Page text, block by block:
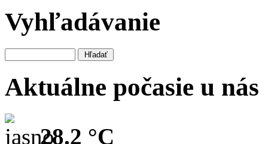
Vyhľadávanie
Aktuálne počasie u nás
28.2 °C